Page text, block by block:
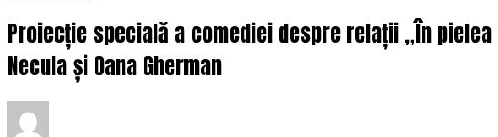
Proiecție specială a comediei despre relații „În
Necula și Oana Gherman